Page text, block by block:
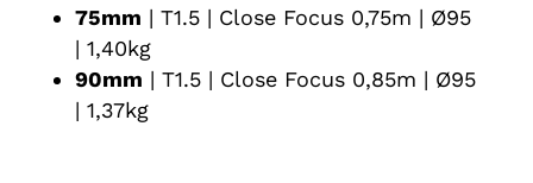
75mm | T1.5 | Close Focus 0,75m | Ø95
| 1,40kg
90mm | T1.5 | Close Focus 0,85m | Ø95
| 1,37kg